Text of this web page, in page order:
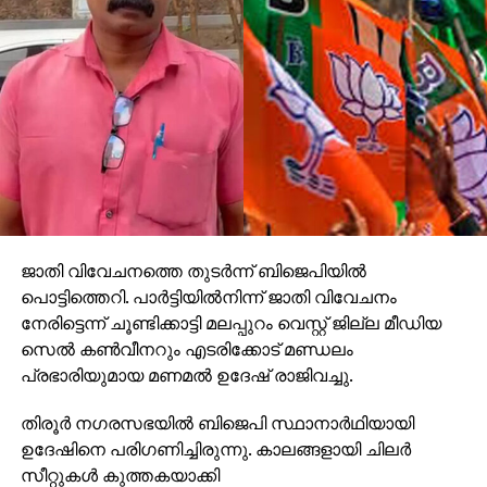
സാധാരണ അറബിയുടെ വേഷത്തില്‍, സന്ദര്‍ഭം
ആവശ്യപ്പെടുന്ന യാതൊരു ബാഹ്യ
പ്രൗഢിയുമില്ലാതെ പ്രത്യക്ഷപ്പെടുന്നതില്‍ സേനാ
നായകനായ അബൂ ഉബൈദക്ക് മനഃപ്രയാസം. ഇത്
മനസ്സിലാക്കിയ ഉമര്‍ പറയുകയാണ്. ‘ഇസ്‌ലാം കൊണ്ട്
അല്ലാഹു ഇസ്സത്ത് നല്‍കിയ ഒരു സമൂഹമാണ് നാം.
മറ്റെന്തിലെങ്കിലും നാം ഇസ്സത്ത് തേടിയാല്‍ അവന്‍ നമ്മെ
നിന്ദ്യതയിലേക്ക് തള്ളിയിടും’ അതെ, മരുഭൂമിയില്‍ ആട്
മേച്ചും കലഹിച്ചും മദ്യപിച്ചും കഴിഞ്ഞിരുന്ന ഒരു
ജനവിഭാഗത്തെ ഇത്രയും വലിയ
പ്രതാപത്തിലേക്കുയര്‍ത്തിയ ശക്തി ഈമാന്‍ തന്നെ.
ഒരു മൃഗത്തെ പോലെ തിന്നും കുടിച്ചും ആരാലും
ശ്രദ്ധിക്കപ്പെടാത്ത ഒരു നിസ്സാര മനുഷ്യനായി
കഴിഞ്ഞിരുന്ന ബിലാല്‍ ഇസ്‌ലാം സ്വീകരിച്ചതിന് ശേഷം
പിന്നെ എന്തായി അവസ്ഥ. ഖലീഫ ഉമര്‍ അദ്ദേഹത്തിന്റെ
ബാങ്ക് വിളി കേള്‍ക്കുമ്പോള്‍ കരയുമായിരുന്നു.
അബൂബക്കര്‍ അദ്ദേഹത്തെ ‘സയ്യിദുനാ’ എന്നാണ്
ജാതി വിവേചനത്തെ തുടര്‍ന്ന് ബിജെപിയില്‍
പൊട്ടിത്തെറി. പാര്‍ട്ടിയില്‍നിന്ന് ജാതി വിവേചനം
നേരിട്ടെന്ന് ചൂണ്ടിക്കാട്ടി മലപ്പുറം വെസ്റ്റ് ജില്ല മീഡിയ
സെല്‍ കണ്‍വീനറും എടരിക്കോട് മണ്ഡലം
പ്രഭാരിയുമായ മണമല്‍ ഉദേഷ് രാജിവച്ചു.
തിരൂര്‍ നഗരസഭയില്‍ ബിജെപി സ്ഥാനാര്‍ഥിയായി
ഉദേഷിനെ പരിഗണിച്ചിരുന്നു. കാലങ്ങളായി ചിലര്‍
സീറ്റുകള്‍ കുത്തകയാക്കി